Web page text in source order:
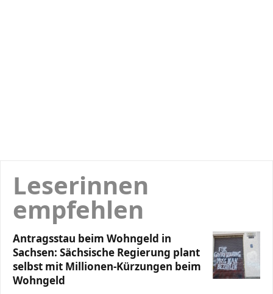
Leserinnen
empfehlen
Antragsstau beim Wohngeld in
Sachsen: Sächsische Regierung plant
selbst mit Millionen-Kürzungen beim
Wohngeld